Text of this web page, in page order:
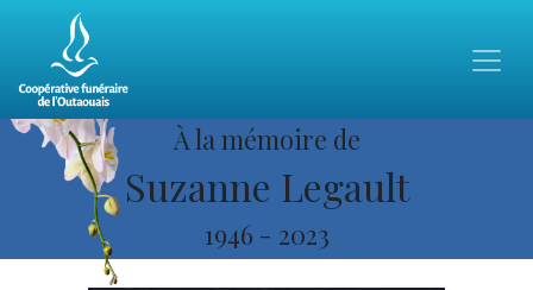
À la mémoire de
Suzanne Legault
1946 - 2023